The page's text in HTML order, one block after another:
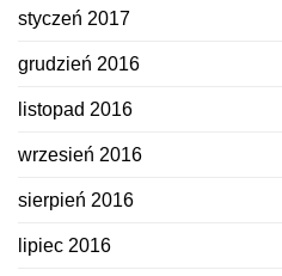
styczeń 2017
grudzień 2016
listopad 2016
wrzesień 2016
sierpień 2016
lipiec 2016